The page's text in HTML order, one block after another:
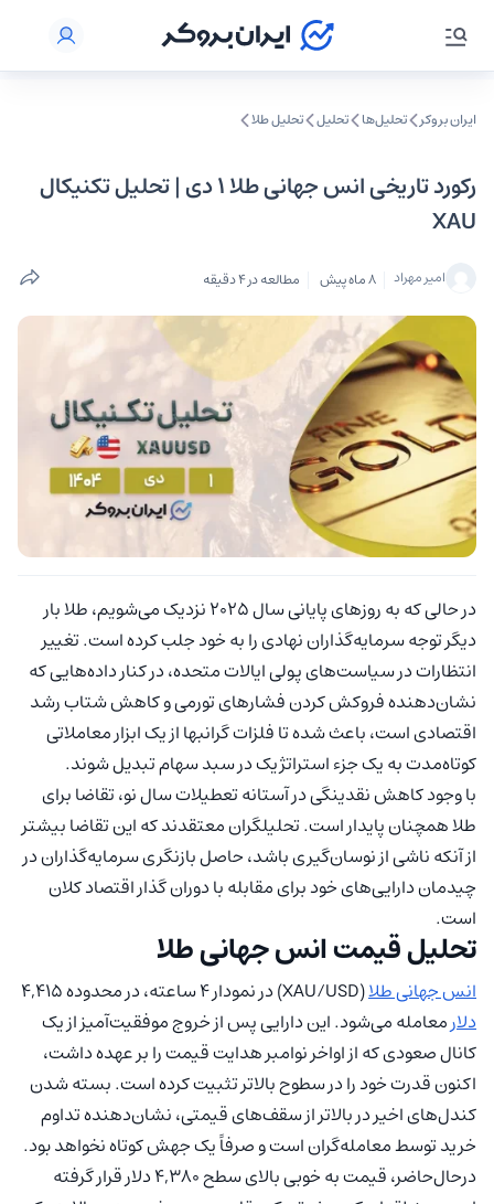
ایران بروکر تحلیل‌ها تحلیل‌ تحلیل طلا
رکورد تاریخی انس جهانی طلا ۱ دی | تحلیل تکنیکال
XAU
امیر مهراد 8 ماه پیش مطالعه در 4 دقیقه
در حالی که به روزهای پایانی سال ۲۰۲۵ نزدیک می‌شویم، طلا بار
دیگر توجه سرمایه‌گذاران نهادی را به خود جلب کرده‌ است. تغییر
انتظارات در سیاست‌های پولی ایالات متحده، در کنار داده‌هایی که
نشان‌دهنده فروکش کردن فشارهای تورمی و کاهش شتاب رشد
اقتصادی است، باعث شده تا فلزات گرانبها از یک ابزار معاملاتی
کوتاه‌مدت به یک جزء استراتژیک در سبد سهام تبدیل شوند.
با وجود کاهش نقدینگی در آستانه تعطیلات سال نو، تقاضا برای
طلا همچنان پایدار است. تحلیلگران معتقدند که این تقاضا بیشتر
از آنکه ناشی از نوسان‌گیری باشد، حاصل بازنگری سرمایه‌گذاران در
چیدمان دارایی‌های خود برای مقابله با دوران گذار اقتصاد کلان
است.
تحلیل قیمت انس جهانی طلا
انس جهانی طلا(XAU/USD) در نمودار ۴ ساعته، در محدوده ۴,۴۱۵
دلارمعامله می‌شود. این دارایی پس از خروج موفقیت‌آمیز از یک
کانال صعودی که از اواخر نوامبر هدایت قیمت را بر عهده داشت،
اکنون قدرت خود را در سطوح بالاتر تثبیت کرده است. بسته شدن
کندل‌های اخیر در بالاتر از سقف‌های قیمتی، نشان‌دهنده تداوم
خرید توسط معامله‌گران است و صرفاً یک جهش کوتاه نخواهد بود.
درحال‌حاضر، قیمت به خوبی بالای سطح ۴,۳۸۰ دلار قرار گرفته